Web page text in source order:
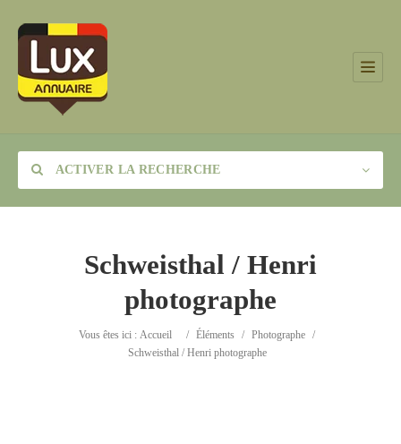
ACTIVER LA RECHERCHE
Schweisthal / Henri
photographe
Vous êtes ici : Accueil / Éléments / Photographe /
Schweisthal / Henri photographe